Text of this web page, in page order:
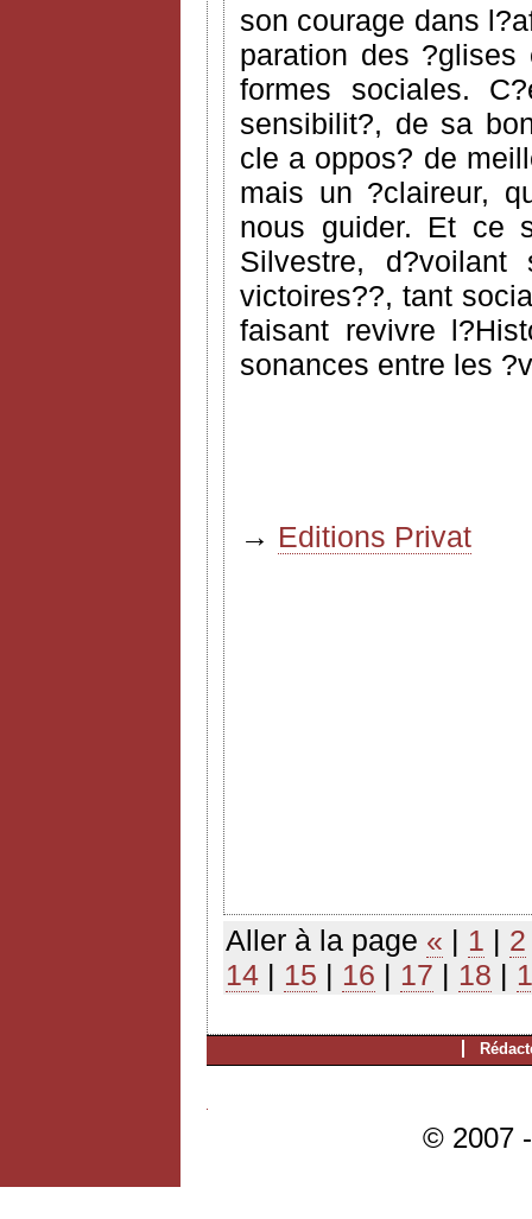
son courage dans
paration des
formes sociales.
sensibilit?, de sa
cle a oppos? de
mais un ?claireur,
nous guider. Et ce
Silvestre,
victoires??, tant
faisant revivre
sonances entre les
→ Editions Privat
Aller à la page « | 1 | 2
14 | 15 | 16 | 17 | 18 |
© 2007